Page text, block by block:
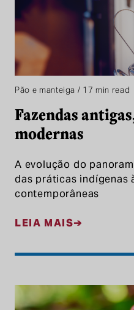
Pão e manteiga / 17 min read
Fazendas
modernas
A evolução do
das práticas indígenas
contemporâneas
LEIA MAIS